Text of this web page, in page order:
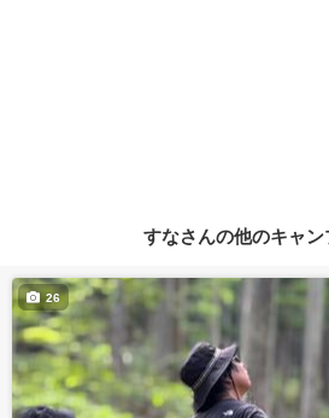
すなさんの他のキャン
26